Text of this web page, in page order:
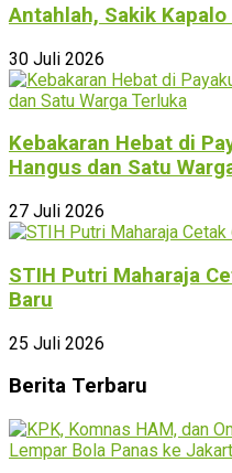
Antahlah, Sakik Kapalo
30 Juli 2026
Kebakaran Hebat di
Hangus dan Satu
27 Juli 2026
STIH Putri Maharaja
Baru
25 Juli 2026
Berita Terbaru